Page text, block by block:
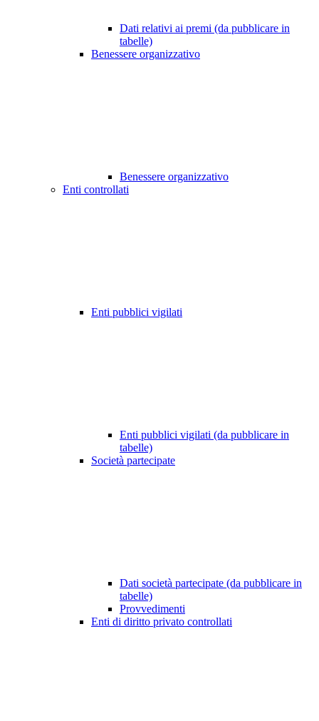
Dati relativi ai premi (da pubblicare in
tabelle)
Benessere organizzativo
Benessere organizzativo
Enti controllati
Enti pubblici vigilati
Enti pubblici vigilati (da pubblicare in
tabelle)
Società partecipate
Dati società partecipate (da pubblicare in
tabelle)
Provvedimenti
Enti di diritto privato controllati